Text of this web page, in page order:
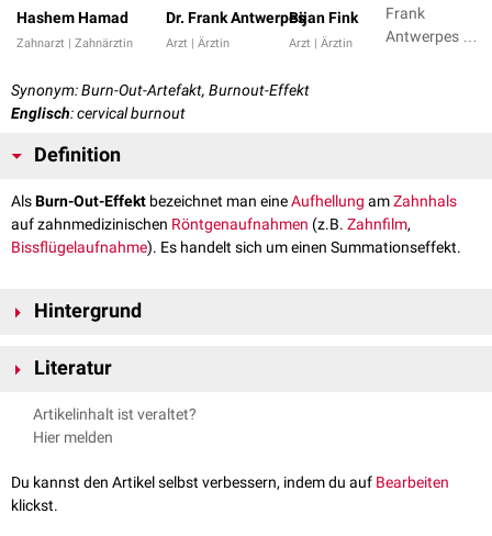
Hashem Hamad
Zahnarzt | Zahnärztin
Dr. Frank Antwerpes
Arzt | Ärztin
Bijan Fink
Arzt | Ärztin
Frank
Antwerpes +
Synonym: Burn-Out-Artefakt, Burnout-Effekt
Englisch: cervical burnout
Definition
AlsBurn-Out-Effekt bezeichnet man eineAufhellung amZahnhals
auf zahnmedizinischen Röntgenaufnahmen (z.B. Zahnfilm,
Bissflügelaufnahme). Es handelt sich um einen Summationseffekt.
Hintergrund
bedeckte Bereich des Zahnhalses führt zu einer relativ geringeren
distaleAufhellungsbänder. Dieser Burn-Out-Effekt wird durch die
interdentalgeringere Dicke der Zahnhartsubstanz weiter verstärkt.
verwechselt werden. Suspekte Befunde sollten deshalb durch vorsichtige
Sondierung
Literatur
Pasler, FA.
Einführung in die Röntgenanatomie des Zahnes und der
ihn umgebenden Strukturen
Artikelinhalt ist veraltet?
Hier melden
Du kannst den Artikel selbst verbessern, indem du auf Bearbeiten
klickst.